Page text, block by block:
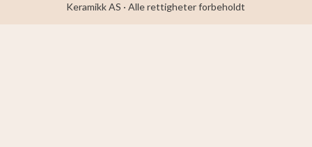
Keramikk AS · Alle rettigheter forbeholdt